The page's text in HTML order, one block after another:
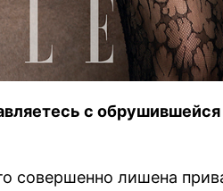
с
совершенно лишена